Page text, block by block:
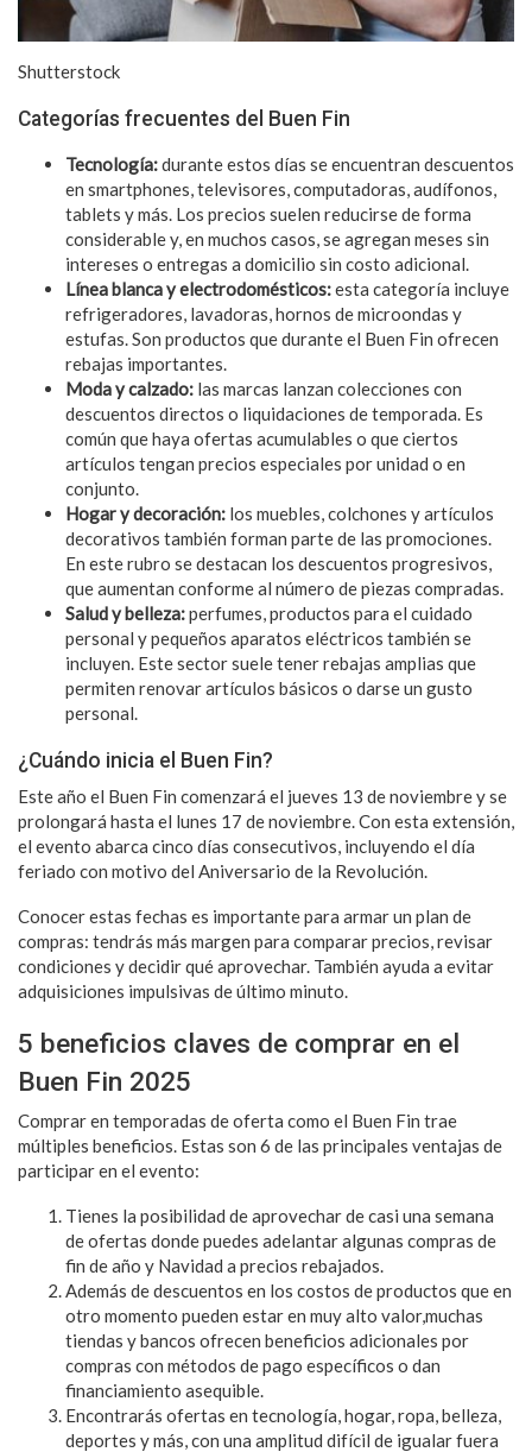
Shutterstock
Categorías frecuentes del Buen Fin
Tecnología:durante estos días se encuentran descuentos
en smartphones, televisores, computadoras, audífonos,
tablets y más. Los precios suelen reducirse de forma
considerable y, en muchos casos, se agregan meses sin
intereses o entregas a domicilio sin costo adicional.
Línea blanca y electrodomésticos:esta categoría incluye
refrigeradores, lavadoras, hornos de microondas y
estufas. Son productos que durante el Buen Fin ofrecen
rebajas importantes.
Moda y calzado: las marcas lanzan colecciones con
descuentos directos o liquidaciones de temporada. Es
común que haya ofertas acumulables o que ciertos
artículos tengan precios especiales por unidad o en
conjunto.
Hogar y decoración: los muebles, colchones y artículos
decorativos también forman parte de las promociones.
En este rubro se destacan los descuentos progresivos,
que aumentan conforme al número de piezas compradas.
Salud y belleza:perfumes, productos para el cuidado
personal y pequeños aparatos eléctricos también se
incluyen. Este sector suele tener rebajas amplias que
permiten renovar artículos básicos o darse un gusto
personal.
¿Cuándo inicia el Buen Fin?
Este año el Buen Fin comenzará el jueves 13 de noviembre y se
prolongará hasta el lunes 17 de noviembre. Con esta extensión,
el evento abarca cinco días consecutivos, incluyendo el día
feriado con motivo del Aniversario de la Revolución.
Conocer estas fechas es importante para armar un plan de
compras: tendrás más margen para comparar precios, revisar
condiciones y decidir qué aprovechar. También ayuda a evitar
adquisiciones impulsivas de último minuto.
5 beneficios claves de comprar en el
Buen Fin 2025
Comprar en temporadas de oferta como el Buen Fin trae
múltiples beneficios. Estas son 6 de las principales ventajas de
participar en el evento:
Tienes la posibilidad de aprovechar de casi una semana
de ofertas donde puedes adelantar algunas compras de
fin de año y Navidad a precios rebajados.
Además de descuentos en los costos de productos que en
otro momento pueden estar en muy alto valor,muchas
tiendas y bancos ofrecen beneficios adicionales por
compras con métodos de pago específicos o dan
financiamiento asequible.
Encontrarás ofertas en tecnología, hogar, ropa, belleza,
deportes y más, con una amplitud difícil de igualar fuera